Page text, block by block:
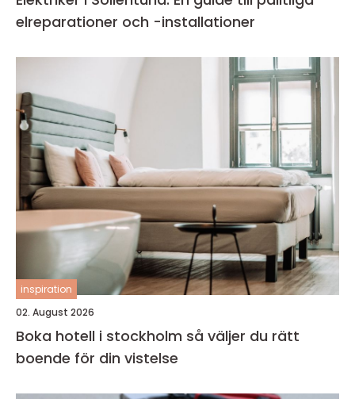
elreparationer och -installationer
inspiration
02. August 2026
Boka hotell i stockholm så väljer du rätt
boende för din vistelse